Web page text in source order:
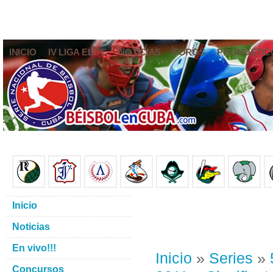
INICIO IV LIGA ELITE NOTICIAS FOROS
Inicio » Series »
Inicio
Noticias
En vivo!!!
Concursos